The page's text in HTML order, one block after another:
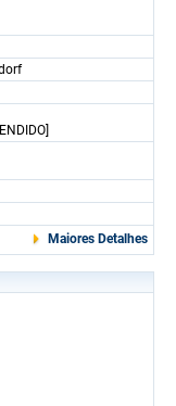
Maiores Detalhes